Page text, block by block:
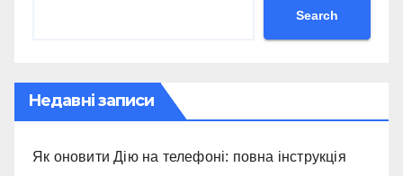
Search
Недавні записи
Як оновити Дію на телефоні: повна інструкція